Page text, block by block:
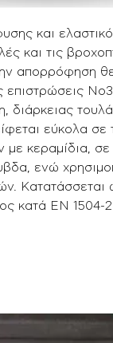
και
και τις
απορρόφηση
διάρκειας
εύκολα σε
με κεραμίδια, σε
ενώ
Κατατάσσεται
κατά ΕΝ 1504-2.